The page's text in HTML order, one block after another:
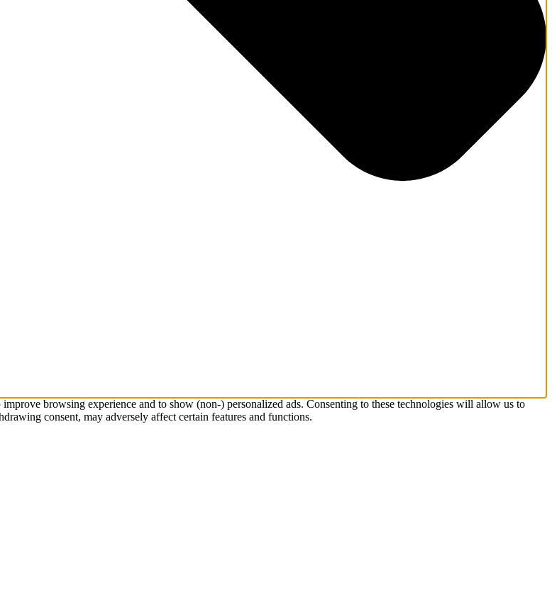
browsing experience and to show (non-) personalized ads. Consenting to these technologies will allow us to
consent, may adversely affect certain features and functions.